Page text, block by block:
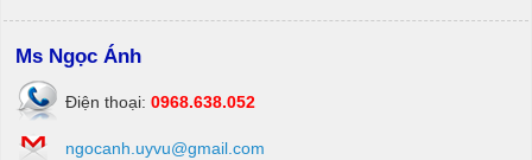
Ms Ngọc Ánh
Điện thoại: 0968.638.052
ngocanh.uyvu@gmail.com